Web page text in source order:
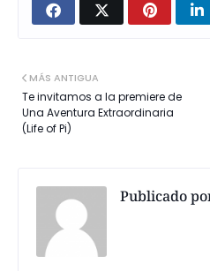
MÁS ANTIGUA
Te invitamos a la premiere de
Una Aventura Extraordinaria
(Life of Pi)
Publicado